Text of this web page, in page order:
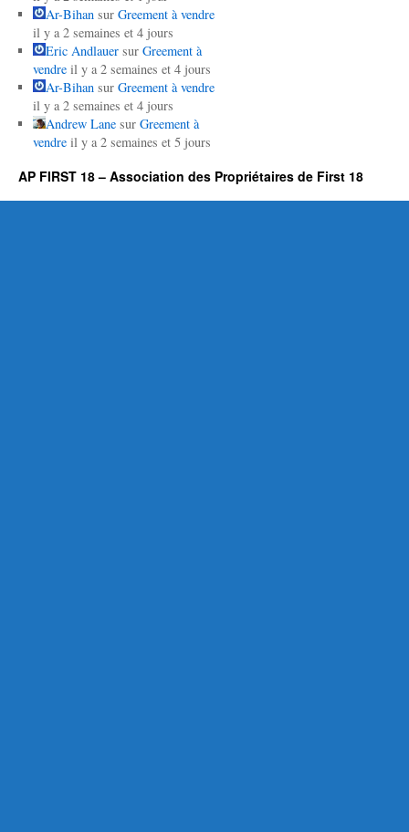
Ar-Bihansur Greement à vendre
il y a 2 semaines et 4 jours
Eric Andlauersur Greement à
vendre il y a 2 semaines et 4 jours
Ar-Bihansur Greement à vendre
il y a 2 semaines et 4 jours
Andrew Lanesur Greement à
vendre il y a 2 semaines et 5 jours
AP FIRST 18 – Association des Propriétaires de First 18